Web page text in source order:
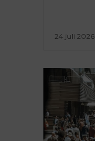
24 juli 2026